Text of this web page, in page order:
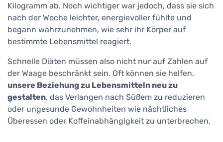
Kilogramm ab. Noch wichtiger war jedoch, dass sie sich
nach der Woche leichter, energievoller fühlte und
begann wahrzunehmen, wie sehr ihr Körper auf
bestimmte Lebensmittel reagiert.
Schnelle Diäten müssen also nicht nur auf Zahlen auf
der Waage beschränkt sein. Oft können sie helfen,
unsere Beziehung zu Lebensmitteln neu zu
gestalten, das Verlangen nach Süßem zu reduzieren
oder ungesunde Gewohnheiten wie nächtliches
Überessen oder Koffeinabhängigkeit zu unterbrechen.